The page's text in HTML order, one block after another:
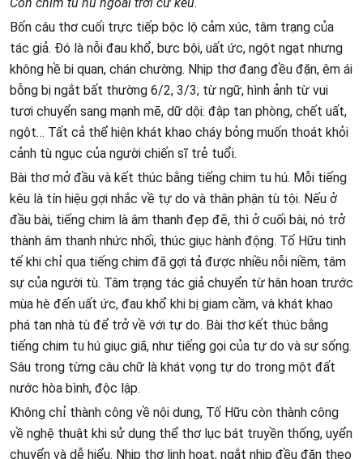
Bốn câu thơ cuối trực tiếp bộc lộ cảm xúc, tâm trạng của
tác giả. Đó là nỗi đau khổ, bực bội, uất ức, ngột ngạt nhưng
không hề bi quan, chán chường. Nhịp thơ đang đều đặn, êm ái
bỗng bị ngắt bất thường 6/2, 3/3; từ ngữ, hình ảnh từ vui
tươi chuyển sang mạnh mẽ, dữ dội: đập tan phòng, chết uất,
ngột… Tất cả thể hiện khát khao cháy bỏng muốn thoát khỏi
cảnh tù ngục của người chiến sĩ trẻ tuổi.
Bài thơ mở đầu và kết thúc bằng tiếng chim tu hú. Mỗi tiếng
kêu là tín hiệu gợi nhắc về tự do và thân phận tù tội. Nếu ở
đầu bài, tiếng chim là âm thanh đẹp đẽ, thì ở cuối bài, nó trở
thành âm thanh nhức nhối, thúc giục hành động. Tố Hữu tinh
tế khi chỉ qua tiếng chim đã gợi tả được nhiều nỗi niềm, tâm
sự của người tù. Tâm trạng tác giả chuyển từ hân hoan trước
mùa hè đến uất ức, đau khổ khi bị giam cầm, và khát khao
phá tan nhà tù để trở về với tự do. Bài thơ kết thúc bằng
tiếng chim tu hú giục giã, như tiếng gọi của tự do và sự sống.
Sâu trong từng câu chữ là khát vọng tự do trong một đất
nước hòa bình, độc lập.
Không chỉ thành công về nội dung, Tố Hữu còn thành công
về nghệ thuật khi sử dụng thể thơ lục bát truyền thống, uyển
chuyển và dễ hiểu. Nhịp thơ linh hoạt, ngắt nhịp đều đặn theo